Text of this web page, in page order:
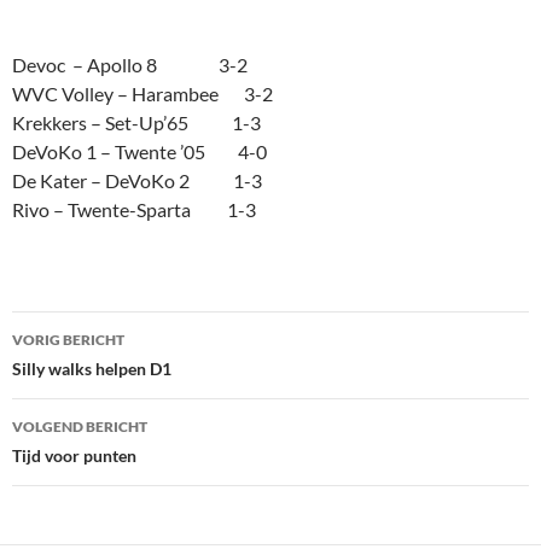
Devoc – Apollo 8 3-2
WVC Volley – Harambee 3-2
Krekkers – Set-Up’65 1-3
DeVoKo 1 – Twente ’05 4-0
De Kater – DeVoKo 2 1-3
Rivo – Twente-Sparta 1-3
Bericht
navigatie
VORIG BERICHT
Silly walks helpen D1
VOLGEND BERICHT
Tijd voor punten